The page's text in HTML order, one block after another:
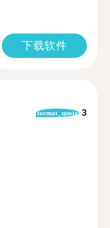
下载软件
format_quote 3